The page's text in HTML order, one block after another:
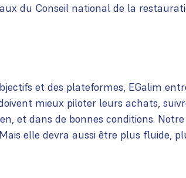
du Conseil national de la
et des plateformes, EGalim
mieux piloter leurs achats,
et dans de bonnes conditions.
elle devra aussi être plus fluide,